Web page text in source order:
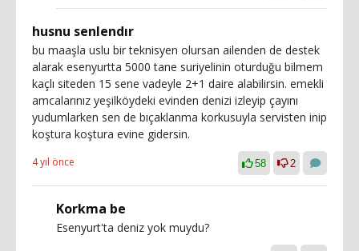
husnu senlendır
bu maaşla uslu bir teknisyen olursan ailenden de destek
alarak esenyurtta 5000 tane suriyelinin oturduğu bilmem
kaçlı siteden 15 sene vadeyle 2+1 daire alabilirsin. emekli
amcalarınız yeşilköydeki evinden denizi izleyip çayını
yudumlarken sen de bıçaklanma korkusuyla servisten inip
koştura koştura evine gidersin.
4 yıl önce 58 2
Korkma be
Esenyurt'ta deniz yok muydu?